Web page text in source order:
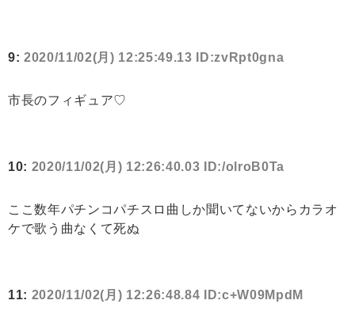
9: 2020/11/02(月) 12:25:49.13 ID:zvRpt0gna
市長のフィギュア♡
10: 2020/11/02(月) 12:26:40.03 ID:/olroB0Ta
ここ数年パチンコパチスロ曲しか聞いてないからカラオ
ケで歌う曲なくて死ぬ
11: 2020/11/02(月) 12:26:48.84 ID:c+W09MpdM